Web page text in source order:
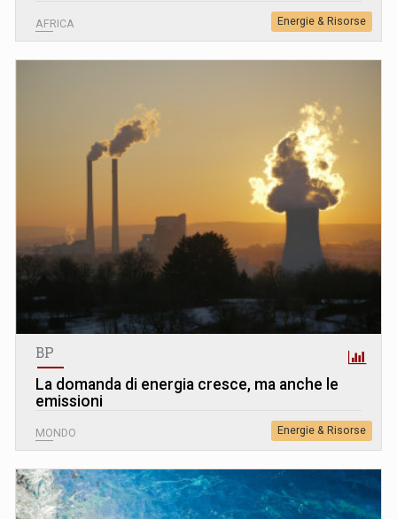
AFRICA Energie & Risorse
BP
La domanda di energia cresce, ma anche le
emissioni
MONDO Energie & Risorse